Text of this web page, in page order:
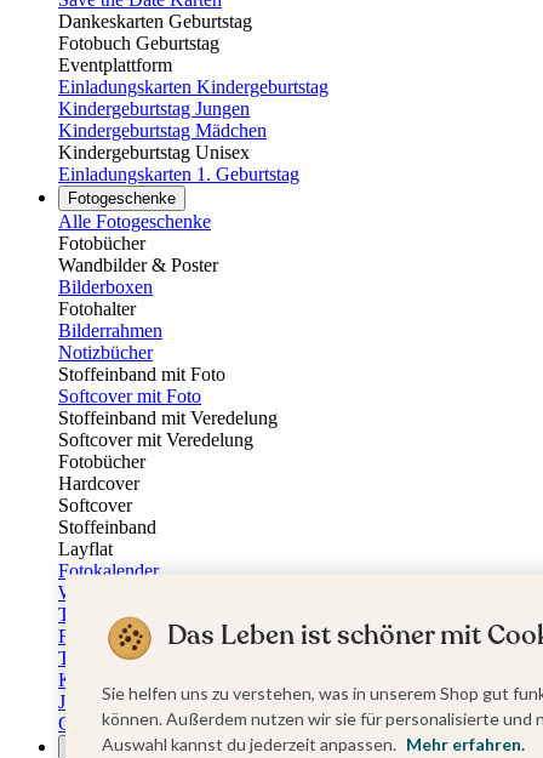
Dankeskarten Geburtstag
Fotobuch Geburtstag
Eventplattform
Einladungskarten Kindergeburtstag
Kindergeburtstag Jungen
Kindergeburtstag Mädchen
Kindergeburtstag Unisex
Einladungskarten 1. Geburtstag
Fotogeschenke
Alle Fotogeschenke
Fotobücher
Wandbilder & Poster
Bilderboxen
Fotohalter
Bilderrahmen
Notizbücher
Stoffeinband mit Foto
Softcover mit Foto
Stoffeinband mit Veredelung
Softcover mit Veredelung
Fotobücher
Hardcover
Softcover
Stoffeinband
Layflat
Fotokalender
Wandkalender
Tischkalender
Familienkalender
Terminkalender
Küchenkalender
Jahresplaner
Geburtstagskalender
Anlässe
Das Leben ist schöner mit
Sie helfen uns zu verstehen, was in unserem Shop gut
können. Außerdem nutzen wir sie für personalisierte
Auswahl kannst du jederzeit anpassen. Mehr erfahren.